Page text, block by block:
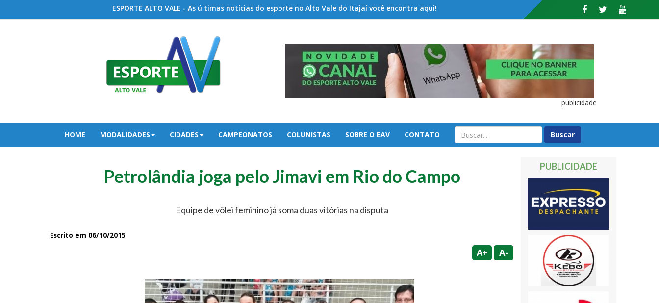
ESPORTE ALTO VALE - As últimas notícias do esporte no Alto Vale do Itajaí você encontra aqui!
publicidade
HOME MODALIDADES CIDADES CAMPEONATOS COLUNISTAS SOBRE O EAV CONTATO
Petrolândia joga pelo Jimavi em Rio do Campo
Equipe de vôlei feminino já soma duas vitórias na disputa
Escrito em 06/10/2015
A+ A-
PUBLICIDADE